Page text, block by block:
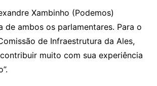
Xambinho (Podemos)
de ambos os parlamentares. Para o
de Infraestrutura da Ales,
muito com sua experiência